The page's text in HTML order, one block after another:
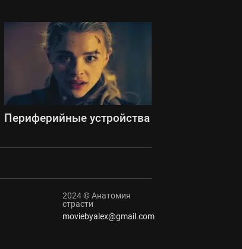
Периферийные устройства
2024 © Анатомия
страсти
moviebyalex@gmail.com